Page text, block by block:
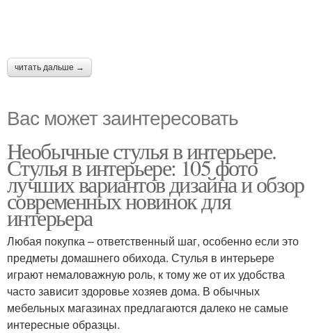
читать дальше →
Вас может заинтересовать
Необычные стулья в интерьере.
Стулья в интерьере: 105 фото
лучших вариантов дизайна и обзор
современных новинок для
интерьера
Любая покупка – ответственный шаг, особенно если это
предметы домашнего обихода. Стулья в интерьере
играют немаловажную роль, к тому же от их удобства
часто зависит здоровье хозяев дома. В обычных
мебельных магазинах предлагаются далеко не самые
интересные образцы.